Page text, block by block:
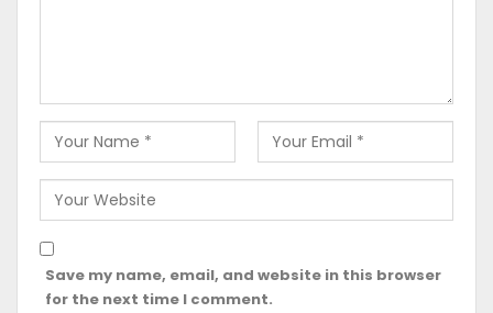
Save my name, email, and website in this browser
for the next time I comment.